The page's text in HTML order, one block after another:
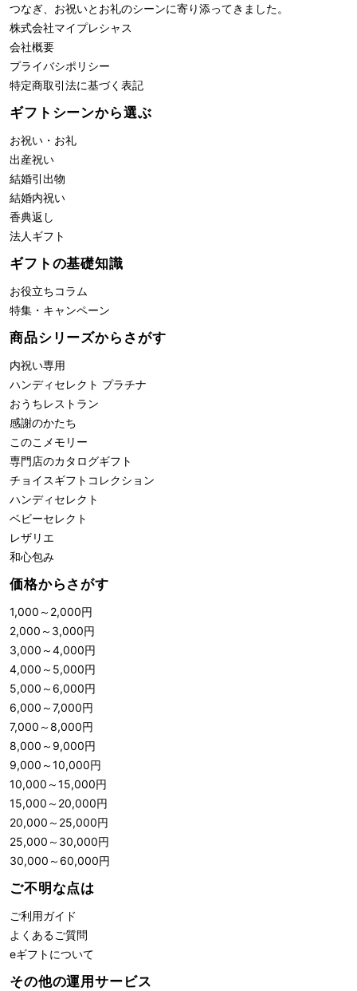
つなぎ、お祝いとお礼のシーンに寄り添ってきました。
株式会社マイプレシャス
会社概要
プライバシポリシー
特定商取引法に基づく表記
ギフトシーンから選ぶ
お祝い・お礼
出産祝い
結婚引出物
結婚内祝い
香典返し
法人ギフト
ギフトの基礎知識
お役立ちコラム
特集・キャンペーン
商品シリーズからさがす
内祝い専用
ハンディセレクト プラチナ
おうちレストラン
感謝のかたち
このこメモリー
専門店のカタログギフト
チョイスギフトコレクション
ハンディセレクト
ベビーセレクト
レザリエ
和心包み
価格からさがす
1,000 ～ 2,000円
2,000 ～ 3,000円
3,000 ～4,000円
4,000 ～ 5,000円
5,000 ～ 6,000円
6,000 ～7,000円
7,000 ～8,000円
8,000 ～ 9,000円
9,000 ～10,000円
10,000 ～15,000円
15,000 ～ 20,000円
20,000 ～ 25,000円
25,000 ～ 30,000円
30,000 ～ 60,000円
ご不明な点は
ご利用ガイド
よくあるご質問
eギフトについて
その他の運用サービス